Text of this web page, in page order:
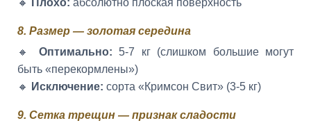
8. Размер — золотая середина
🔸 Оптимально: 5-7 кг (слишком большие могут
быть «перекормлены»)
🔸
Исключение: сорта «Кримсон Свит» (3-5 кг)
9. Сетка трещин — признак сладости